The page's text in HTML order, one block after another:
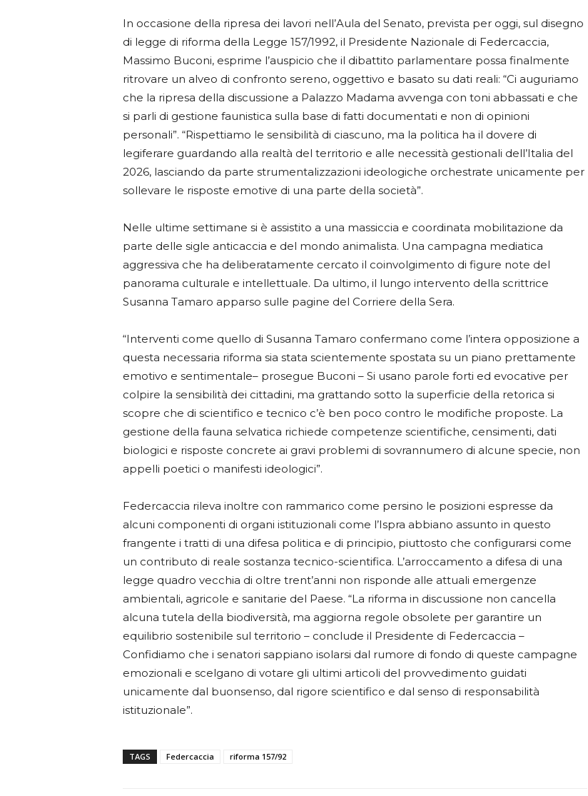
In occasione della ripresa dei lavori nell’Aula del Senato, prevista per oggi, sul disegno
di legge di riforma della Legge 157/1992, il Presidente Nazionale di Federcaccia,
Massimo Buconi, esprime l’auspicio che il dibattito parlamentare possa finalmente
ritrovare un alveo di confronto sereno, oggettivo e basato su dati reali: “Ci auguriamo
che la ripresa della discussione a Palazzo Madama avvenga con toni abbassati e che
si parli di gestione faunistica sulla base di fatti documentati e non di opinioni
personali”. “Rispettiamo le sensibilità di ciascuno, ma la politica ha il dovere di
legiferare guardando alla realtà del territorio e alle necessità gestionali dell’Italia del
2026, lasciando da parte strumentalizzazioni ideologiche orchestrate unicamente per
sollevare le risposte emotive di una parte della società”.
Nelle ultime settimane si è assistito a una massiccia e coordinata mobilitazione da
parte delle sigle anticaccia e del mondo animalista. Una campagna mediatica
aggressiva che ha deliberatamente cercato il coinvolgimento di figure note del
panorama culturale e intellettuale. Da ultimo, il lungo intervento della scrittrice
Susanna Tamaro apparso sulle pagine del Corriere della Sera.
“Interventi come quello di Susanna Tamaro confermano come l’intera opposizione a
questa necessaria riforma sia stata scientemente spostata su un piano prettamente
emotivo e sentimentale– prosegue Buconi – Si usano parole forti ed evocative per
colpire la sensibilità dei cittadini, ma grattando sotto la superficie della retorica si
scopre che di scientifico e tecnico c’è ben poco contro le modifiche proposte. La
gestione della fauna selvatica richiede competenze scientifiche, censimenti, dati
biologici e risposte concrete ai gravi problemi di sovrannumero di alcune specie, non
appelli poetici o manifesti ideologici”.
Federcaccia rileva inoltre con rammarico come persino le posizioni espresse da
alcuni componenti di organi istituzionali come l’Ispra abbiano assunto in questo
frangente i tratti di una difesa politica e di principio, piuttosto che configurarsi come
un contributo di reale sostanza tecnico-scientifica. L’arroccamento a difesa di una
legge quadro vecchia di oltre trent’anni non risponde alle attuali emergenze
ambientali, agricole e sanitarie del Paese. “La riforma in discussione non cancella
alcuna tutela della biodiversità, ma aggiorna regole obsolete per garantire un
equilibrio sostenibile sul territorio – conclude il Presidente di Federcaccia –
Confidiamo che i senatori sappiano isolarsi dal rumore di fondo di queste campagne
emozionali e scelgano di votare gli ultimi articoli del provvedimento guidati
unicamente dal buonsenso, dal rigore scientifico e dal senso di responsabilità
istituzionale”.
TAGS Federcaccia riforma 157/92